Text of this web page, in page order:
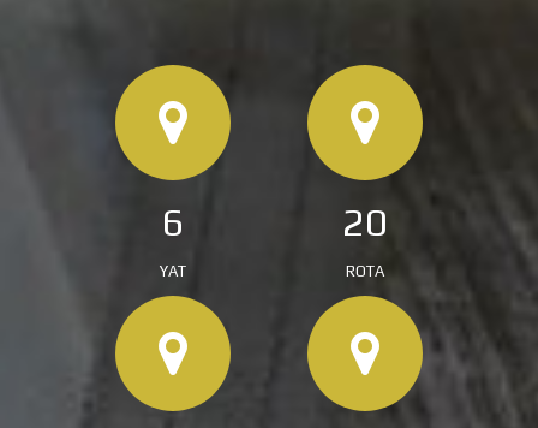
6
YAT
20
ROTA